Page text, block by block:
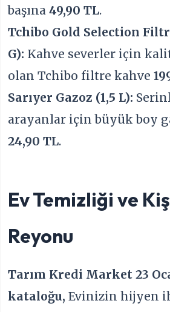
başına49,90 TL.
Tchibo Gold Selection
G): Kahve severler için
olan Tchibo filtre kahve
Sarıyer Gazoz (1,5 L):
arayanlar için büyük boy
24,90 TL.
Ev Temizliği ve
Reyonu
Tarım Kredi Market 23
kataloğu,Evinizin hijyen